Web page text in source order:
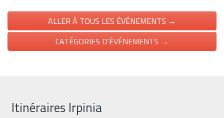
ALLER À TOUS LES ÉVÉNEMENTS →
CATÉGORIES D'ÉVÉNEMENTS →
Itinéraires Irpinia